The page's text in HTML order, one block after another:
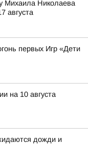
Михаила Николаева
августа
первых Игр «Дети
на 10 августа
дожди и